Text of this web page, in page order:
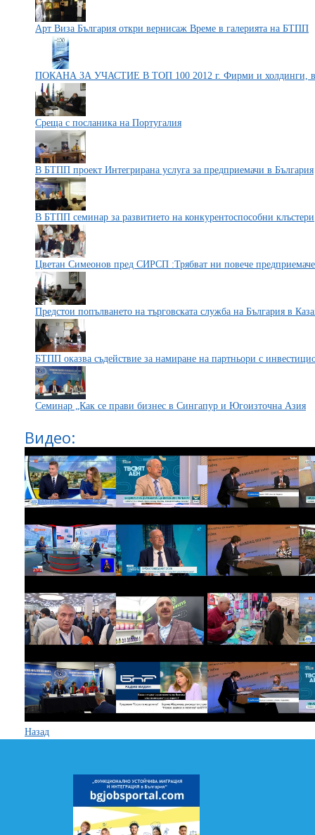
Арт Виза България откри вернисаж Време в галерията на БТПП
ПОКАНА ЗА УЧАСТИЕ В ТОП 100 2012 г. Фирми и холдинги,
Среща с посланика на Португалия
В БТПП проект Интегрирана услуга за предприемачи в България
В БТПП семинар за развитието на конкурентоспособни клъстери
Цветан Симеонов пред СИРСП :Трябват ни повече
Предстои попълването на търговската служба на България в
БТПП оказва съдействие за намиране на партньори с
Семинар „Как се прави бизнес в Сингапур и Югоизточна Азия
Видео:
Назад